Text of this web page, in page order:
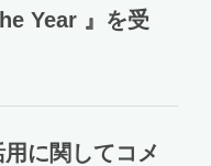
Year 』を受
に関してコメ